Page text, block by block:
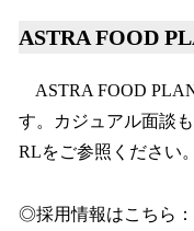
ASTRA FOOD
ASTRA FOOD
す。カジュアル面談
RLをご参照ください。
◎採用情報はこちら：